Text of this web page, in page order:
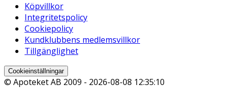
Köpvillkor
Integritetspolicy
Cookiepolicy
Kundklubbens medlemsvillkor
Tillgänglighet
Cookieinställningar
© Apoteket AB 2009 - 2026-08-08 12:35:10